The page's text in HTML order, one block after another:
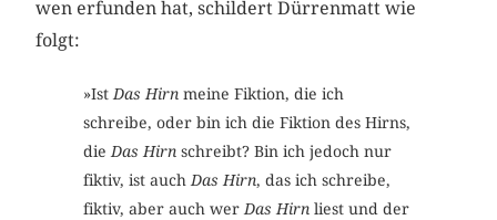
wen erfunden hat, schildert Dürrenmatt wie
folgt:
»IstDas Hirnmeine Fiktion, die ich
schreibe, oder bin ich die Fiktion des Hirns,
dieDas Hirnschreibt? Bin ich jedoch nur
fiktiv, ist auchDas Hirn, das ich schreibe,
fiktiv, aber auch werDas Hirnliest und der